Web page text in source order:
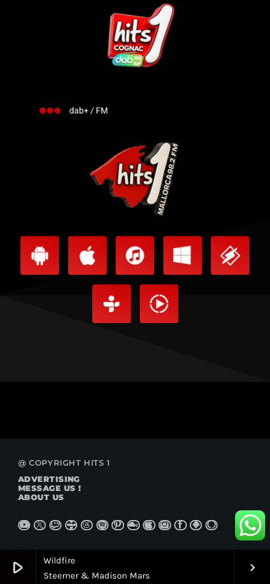
play_arrow
Wildfire
Steerner & Madison Mars
keyboard_arrow_right
dab+ / FM
@ COPYRIGHT HITS 1
ADVERTISING
MESSAGE US !
ABOUT US